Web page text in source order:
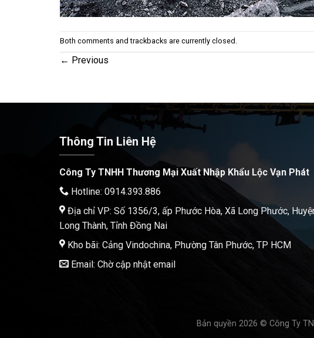
Both comments and trackbacks are currently closed.
← Previous
Thông Tin Liên Hệ
Công Ty TNHH Thương Mại Xuất Nhập Khẩu Lộc Vạn Phát
Hotline: 0914.393.886
Địa chỉ VP: Số 1356/3, ấp Phước Hòa, Xã Long Phước,
Long Thành, Tỉnh Đồng Nai
Kho bãi: Cảng Vindochina, Phường Tân Phước, TP HCM
Email: Chờ cập nhật email
Bản quyền 2026 © Công Ty